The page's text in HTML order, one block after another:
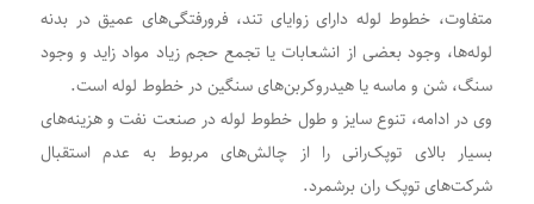
متفاوت، خطوط لوله دارای زوایای تند، فرورفتگی‌های عمیق در بدنه
لوله‌ها، وجود بعضی از انشعابات یا تجمع حجم زیاد مواد زاید و وجود
سنگ، شن و ماسه یا هیدروکربن‌های سنگین در خطوط لوله است.
وی در ادامه، تنوع سایز و طول خطوط لوله در صنعت نفت و هزینه‌های
بسیار بالای توپک‌رانی را از چالش‌های مربوط به عدم استقبال
شرکت‌های توپک ران برشمرد.